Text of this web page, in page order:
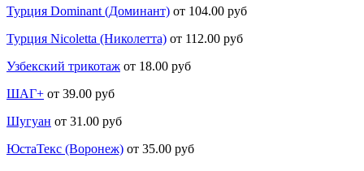
Турция Dominant (Доминант) от 104.00 руб
Турция Nicoletta (Николетта) от 112.00 руб
Узбекский трикотаж от 18.00 руб
ШАГ+ от 39.00 руб
Шугуан от 31.00 руб
ЮстаТекс (Воронеж) от 35.00 руб